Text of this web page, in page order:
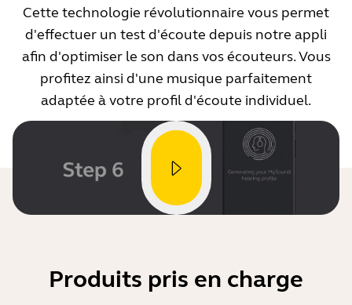
Cette technologie révolutionnaire vous permet
d'effectuer un test d'écoute depuis notre appli
afin d'optimiser le son dans vos écouteurs. Vous
profitez ainsi d'une musique parfaitement
adaptée à votre profil d'écoute individuel.
Produits pris en charge